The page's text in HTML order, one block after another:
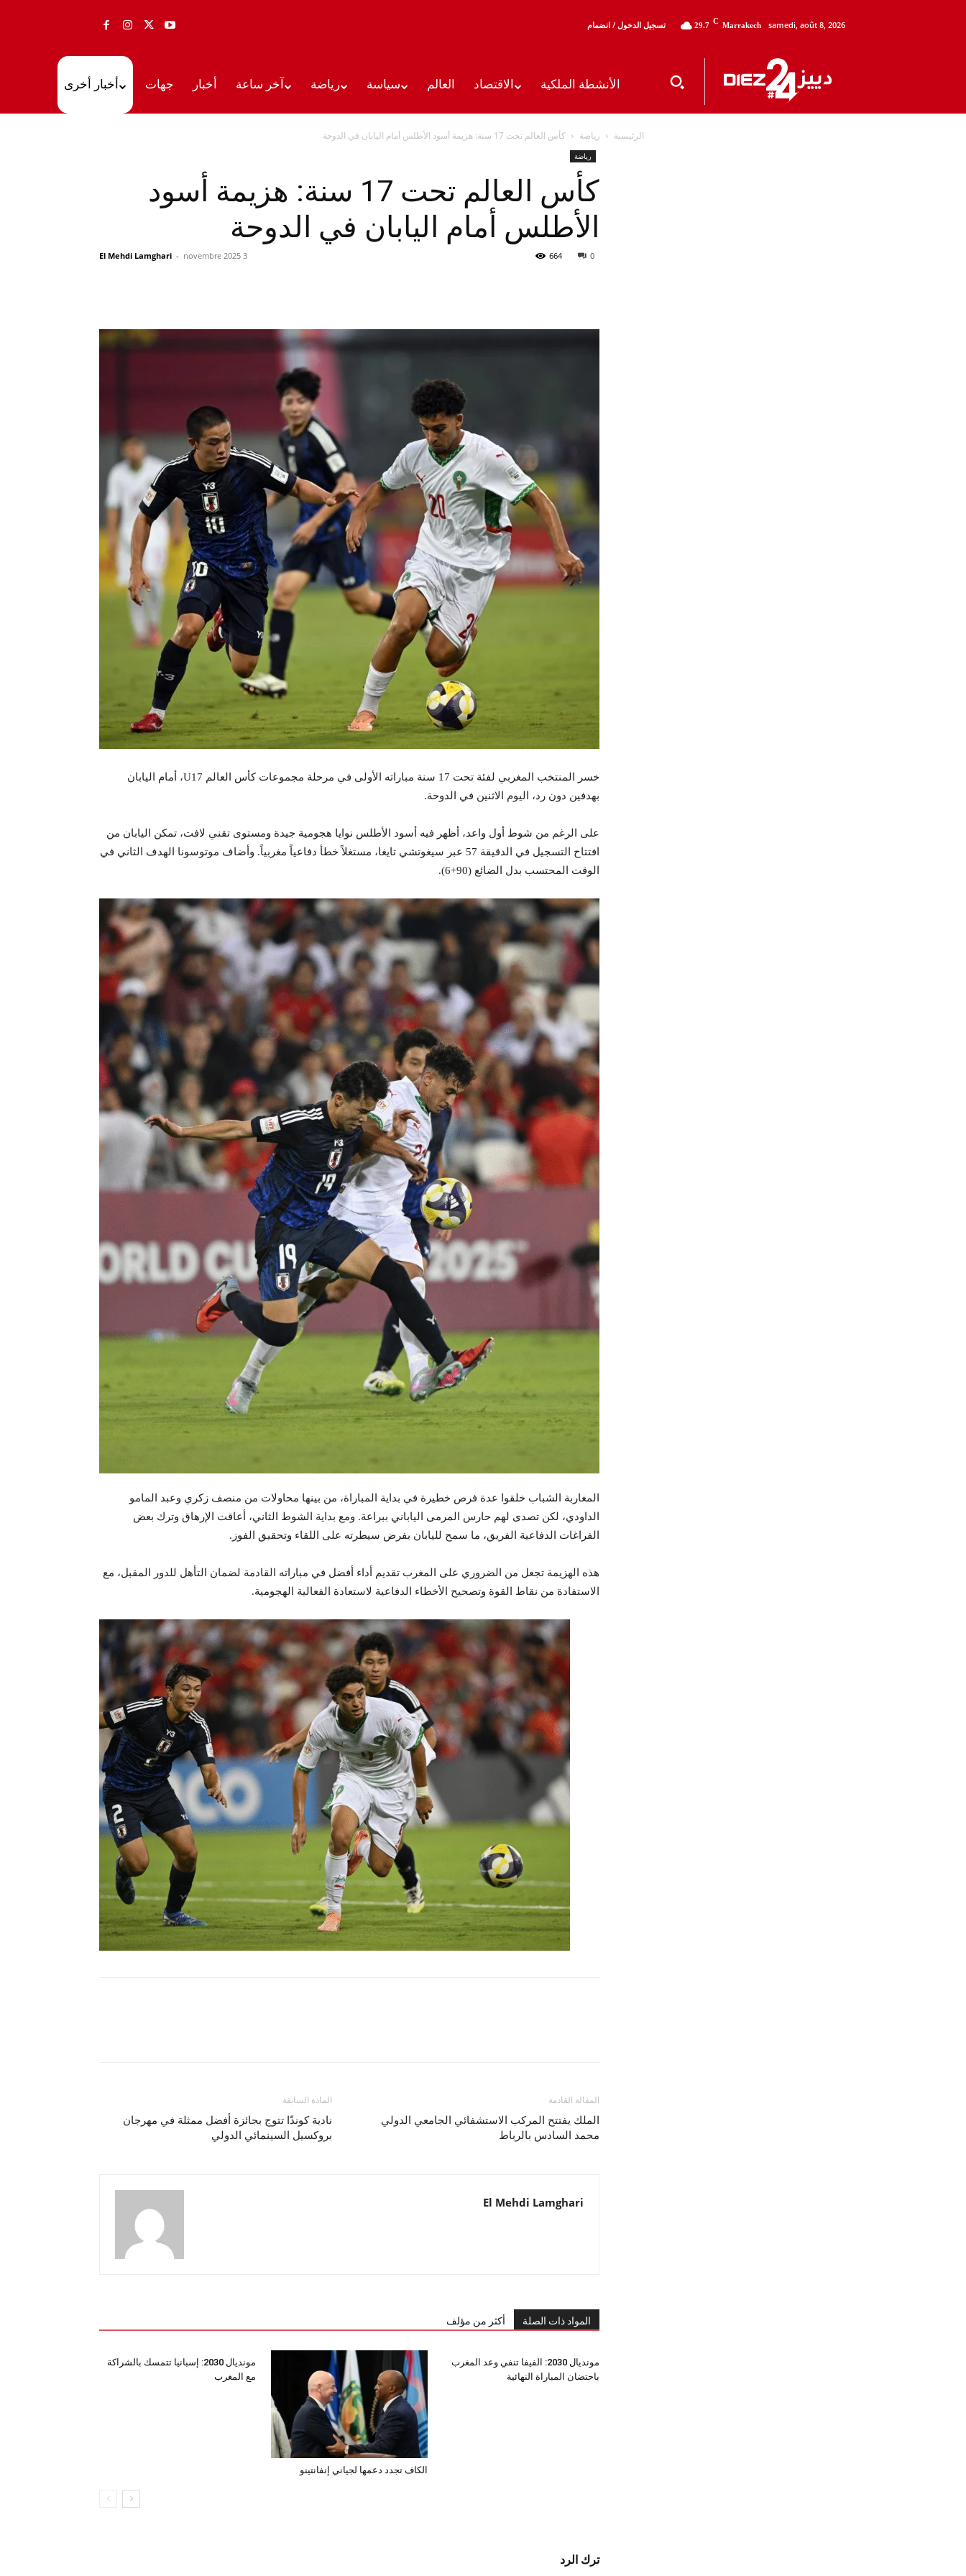
تسجيل الدخول / انضمام 29.7 C Marrakech samedi, août 8, 2026
أخبار أخرى جهات أخبار آخر ساعة رياضة سياسة العالم الاقتصاد الأنشطة الملكية
الرئيسية رياضة كأس العالم تحت 17 سنة: هزيمة أسود الأطلس أمام اليابان في الدوحة
رياضة
كأس العالم تحت 17 سنة: هزيمة أسود
الأطلس أمام اليابان في الدوحة
El Mehdi Lamghari - 3 novembre 2025 0
664
خسر المنتخب المغربي لفئة تحت 17 سنة مباراته الأولى في مرحلة مجموعات كأس العالم U17، أمام اليابان
بهدفين دون رد، اليوم الاثنين في الدوحة.
على الرغم من شوط أول واعد، أظهر فيه أسود الأطلس نوايا هجومية جيدة ومستوى تقني لافت، تمكن اليابان من
افتتاح التسجيل في الدقيقة 57 عبر سيغوتشي تايغا، مستغلاً خطأ دفاعياً مغربياً. وأضاف موتوسونا الهدف الثاني في
الوقت المحتسب بدل الضائع (90+6).
المغاربة الشباب خلقوا عدة فرص خطيرة في بداية المباراة، من بينها محاولات من منصف زكري وعبد المامو
الداودي، لكن تصدى لهم حارس المرمى الياباني ببراعة. ومع بداية الشوط الثاني، أعاقت الإرهاق وترك بعض
الفراغات الدفاعية الفريق، ما سمح لليابان بفرض سيطرته على اللقاء وتحقيق الفوز.
هذه الهزيمة تجعل من الضروري على المغرب تقديم أداء أفضل في مباراته القادمة لضمان التأهل للدور المقبل، مع
الاستفادة من نقاط القوة وتصحيح الأخطاء الدفاعية لاستعادة الفعالية الهجومية.
المادة السابقة
نادية كوندّا تتوج بجائزة أفضل ممثلة في مهرجان
بروكسيل السينمائي الدولي
المقالة القادمة
الملك يفتتح المركب الاستشفائي الجامعي الدولي
محمد السادس بالرباط
El Mehdi Lamghari
المواد ذات الصلة أكثر من مؤلف
مونديال 2030: إسبانيا تتمسك بالشراكة
مع المغرب
الكاف تجدد دعمها لجياني إنفانتينو
مونديال 2030: الفيفا تنفي وعد المغرب
باحتضان المباراة النهائية
ترك الرد